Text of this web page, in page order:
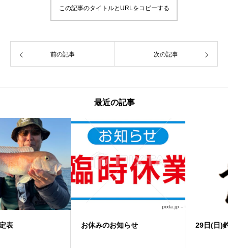
この記事のタイトルとURLをコピーする
前の記事 次の記事
最近の記事
お休みのお知らせ 29日(日)釣果 ノマセ便